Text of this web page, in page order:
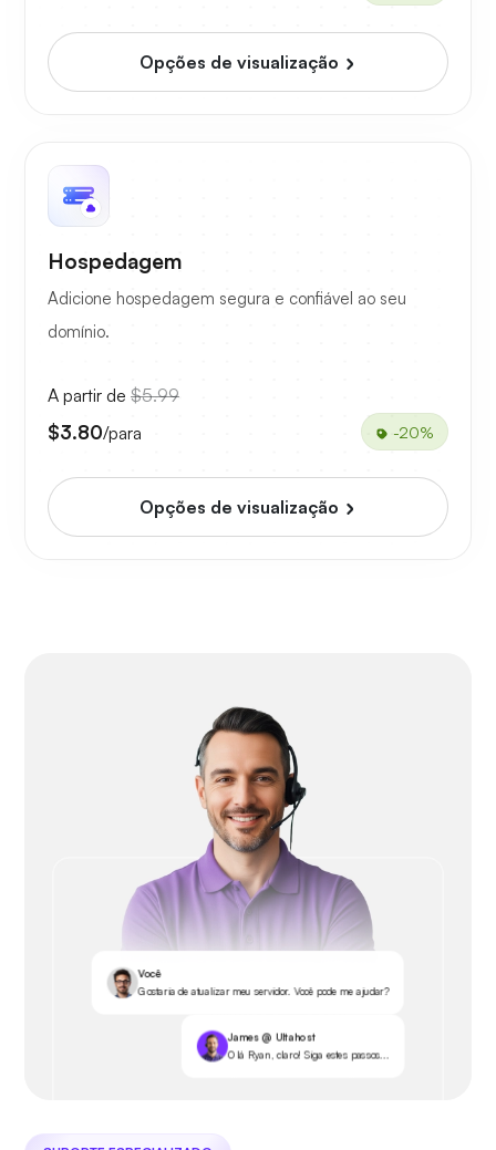
Opções de visualização
Hospedagem
Adicione hospedagem segura e confiável ao seu
domínio.
A partir de $5.99
$3.80/para -20%
Opções de visualização
Você
Gostaria de atualizar meu servidor. Você pode me ajudar?
James @ Ultahost
Olá Ryan, claro! Siga estes passos...